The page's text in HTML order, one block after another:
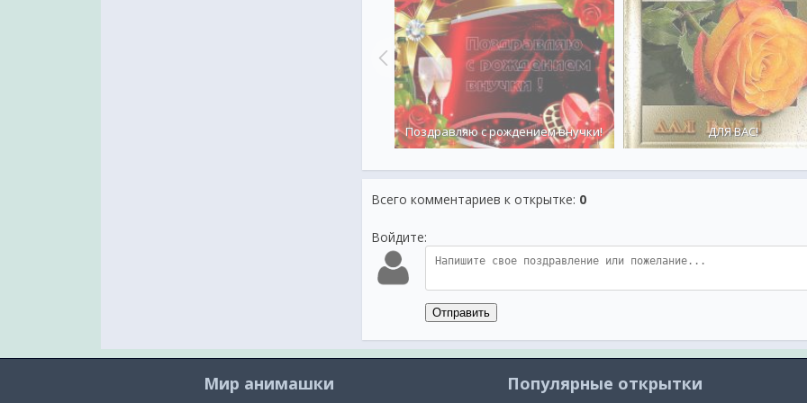
Поздравляю с рождением внучки! ДЛЯ ВАС!
Всего комментариев к открытке: 0
Войдите:
Отправить
Мир анимашки Популярные открытки